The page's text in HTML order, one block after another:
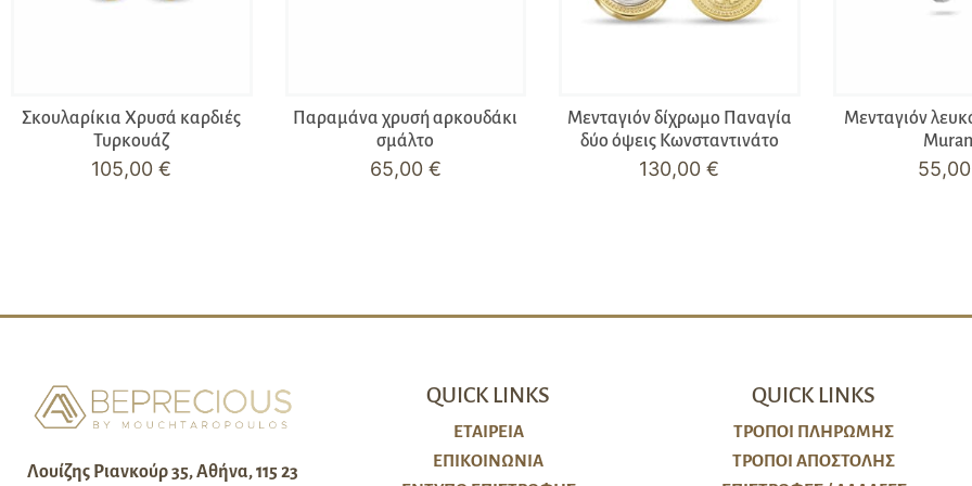
Σκουλαρίκια Χρυσά καρδιές
Τυρκουάζ
105,00€
Παραμάνα χρυσή αρκουδάκι
σμάλτο
65,00 €
Μενταγιόν δίχρωμο Παναγία
δύο όψεις Κωνσταντινάτο
130,00€
Μενταγιόν
55,00
Λουίζης Ριανκούρ 35, Αθήνα, 115 23
QUICK LINKS
ΕΤΑΙΡΕΙΑ
ΕΠΙΚΟΙΝΩΝΙΑ
QUICK LINKS
ΤΡΌΠΟΙ ΠΛΗΡΩΜΉΣ
ΤΡΌΠΟΙ ΑΠΟΣΤΟΛΉΣ